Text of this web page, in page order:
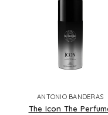
ANTONIO BANDERAS
The Icon The